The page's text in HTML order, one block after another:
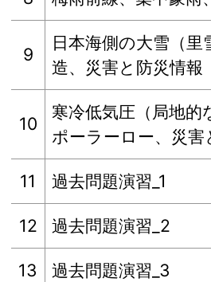
9
日本海側の大雪（里
造、災害と防災情報
10
寒冷低気圧（局地的
ポーラーロー、災害
11 過去問題演習_1
12 過去問題演習_2
13 過去問題演習_3